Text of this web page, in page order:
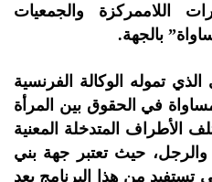
اللاممركزة والجمعيات
بالجهة.
تموله الوكالة الفرنسية
في الحقوق بين المرأة
الأطراف المتدخلة المعنية
والرجل، حيث تعتبر جهة بني
تستفيد من هذا البرنامج بعد